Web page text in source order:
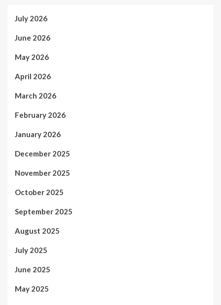
July 2026
June 2026
May 2026
April 2026
March 2026
February 2026
January 2026
December 2025
November 2025
October 2025
September 2025
August 2025
July 2025
June 2025
May 2025